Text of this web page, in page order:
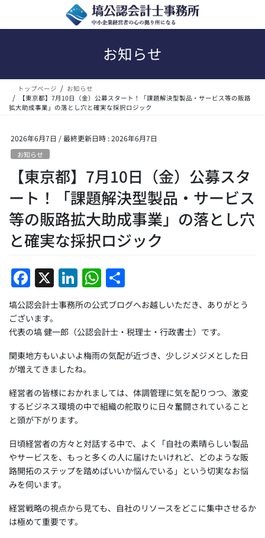
テ
ス
ゲ
ン
お知らせ
トップページ
お知らせ
【東京都】7月10日（金）公募スタート！「課題解決型製品・サービス等の販路
拡大助成事業」の落とし穴と確実な採択ロジック
2026年6月7日 / 最終更新日時 :2026年6月7日
お知らせ
【東京都】7月10日（金）公募スタ
ート！「課題解決型製品・サービス
等の販路拡大助成事業」の落とし穴
と確実な採択ロジック
F
a
c
e
b
o
o
k
X Li
n
k
e
dI
n
W
h
at
s
A
p
有
塙公認会計士事務所の公式ブログへお越しいただき、ありがとう
ございます。
代表の塙 健一郎（公認会計士・税理士・行政書士）です。
関東地方もいよいよ梅雨の気配が近づき、少しジメジメとした日
が増えてきましたね。
経営者の皆様におかれましては、体調管理に気を配りつつ、激変
するビジネス環境の中で組織の舵取りに日々奮闘されていること
と頭が下がります。
日頃経営者の方々と対話する中で、よく「自社の素晴らしい製品
やサービスを、もっと多くの人に届けたいけれど、どのような販
路開拓のステップを踏めばいいか悩んでいる」という切実なお悩
みを伺います。
経営戦略の視点から見ても、自社のリソースをどこに集中させるか
は極めて重要です。